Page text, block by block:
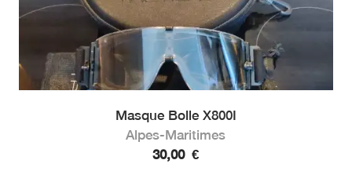
Masque Bolle X800I
Alpes-Maritimes
30,00 €